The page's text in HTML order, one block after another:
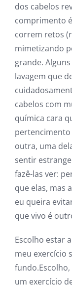
dos cabelos
comprimento
correm retos
mimetizando
grande.
lavagem que
cabelos com
química cara
pertencimento
outra, uma
sentir
fazê-las ver:
que elas, mas
eu queira
que vivo é
Escolho estar
meu exercício
um exercício